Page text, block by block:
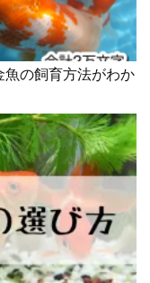
魚の飼育方法がわか